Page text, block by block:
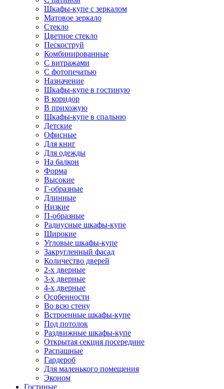
Шкафы-купе с зеркалом
Матовое зеркало
Стекло
Цветное стекло
Пескоструй
Комбинированные
С витражами
С фотопечатью
Назначение
Шкафы-купе в гостиную
В коридор
В прихожую
Шкафы-купе в спальню
Детские
Офисные
Для книг
Для одежды
На балкон
Форма
Высокие
Г-образные
Длинные
Низкие
П-образные
Радиусные шкафы-купе
Широкие
Угловые шкафы-купе
Закругленный фасад
Количество дверей
2-х дверные
3-х дверные
4-х дверные
Особенности
Во всю стену
Встроенные шкафы-купе
Под потолок
Раздвижные шкафы-купе
Открытая секция посередине
Распашные
Гардероб
Для маленького помещения
Эконом
Гостиные